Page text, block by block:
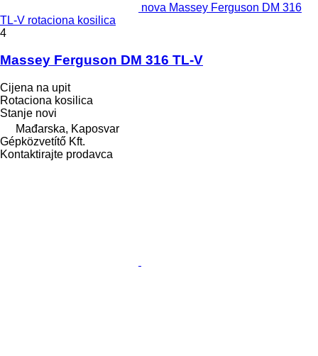
nova Massey Ferguson DM 316
TL-V rotaciona kosilica
4
Massey Ferguson DM 316 TL-V
Cijena na upit
Rotaciona kosilica
Stanje novi
Mađarska, Kaposvar
Gépközvetítő Kft.
Kontaktirajte prodavca